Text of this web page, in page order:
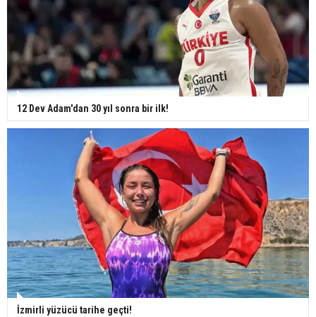
12 Dev Adam'dan 30 yıl sonra bir ilk!
İzmirli yüzücü tarihe geçti!